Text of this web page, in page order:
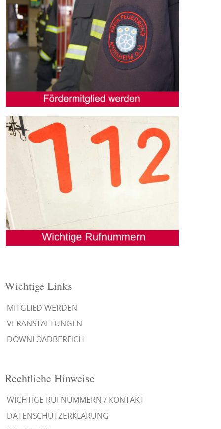
Wichtige Links
MITGLIED WERDEN
VERANSTALTUNGEN
DOWNLOADBEREICH
Rechtliche Hinweise
WICHTIGE RUFNUMMERN / KONTAKT
DATENSCHUTZERKLÄRUNG